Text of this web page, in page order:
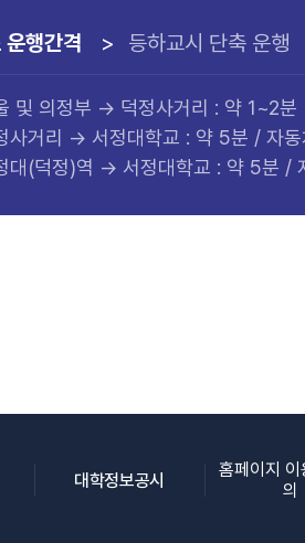
운행간격 > 등하교시 단축 운행
및 의정부 → 덕정사거리 : 약 1~2분
사거리 → 서정대학교 : 약 5분 / 자
대(덕정)역 → 서정대학교 : 약 5분 /
창 열림) 대학정보공시 (새 창 열림)홈페이지 이
의